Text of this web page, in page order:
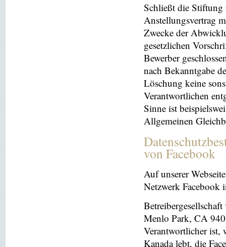
Schließt die Stiftung
Anstellungsvertrag
Zwecke der
gesetzlichen
Bewerber
nach Bekanntgabe
Löschung keine
Verantwortlichen
Sinne ist
Allgemeinen
von Facebook
Auf unserer
Netzwerk Facebook
Menlo Park, CA
Verantwortlicher ist,
Kanada lebt, die